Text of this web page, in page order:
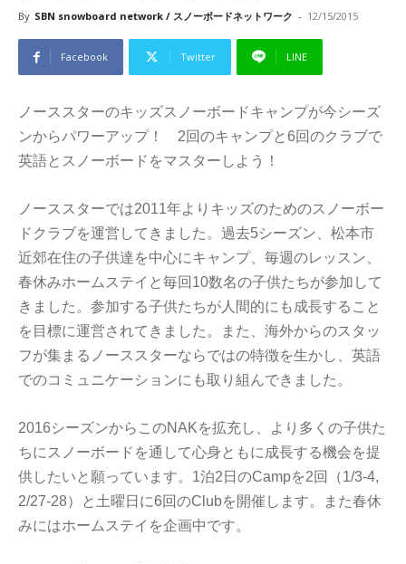
By SBN snowboard network / スノーボードネットワーク - 12/15/2015
Facebook Twitter LINE
ノーススターのキッズスノーボードキャンプが今シーズ
ンからパワーアップ！ 2回のキャンプと6回のクラブで
英語とスノーボードをマスターしよう！
ノーススターでは2011年よりキッズのためのスノーボー
ドクラブを運営してきました。過去5シーズン、松本市
近郊在住の子供達を中心にキャンプ、毎週のレッスン、
春休みホームステイと毎回10数名の子供たちが参加して
きました。参加する子供たちが人間的にも成長すること
を目標に運営されてきました。また、海外からのスタッ
フが集まるノーススターならではの特徴を生かし、英語
でのコミュニケーションにも取り組んできました。
2016シーズンからこのNAKを拡充し、より多くの子供た
ちにスノーボードを通して心身ともに成長する機会を提
供したいと願っています。1泊2日のCampを2回（1/3-4,
2/27-28）と土曜日に6回のClubを開催します。また春休
みにはホームステイを企画中です。